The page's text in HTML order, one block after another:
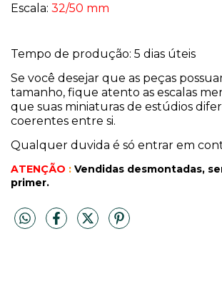
Escala: 32/50 mm
Tempo de produção: 5 dias úteis
Se você desejar que as peças
tamanho, fique atento as escalas
que suas miniaturas de estúdios
coerentes entre si.
Qualquer duvida é só entrar em
ATENÇÃO : Vendidas desmontadas,
primer.